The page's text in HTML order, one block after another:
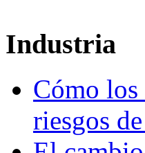
Industria
Cómo los
riesgos